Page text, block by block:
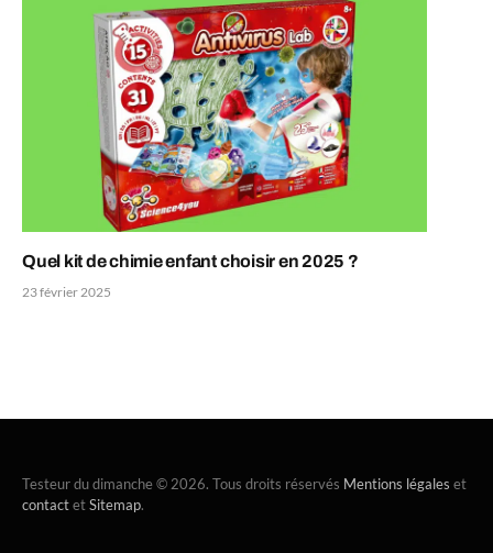
Quel kit de chimie enfant choisir en 2025 ?
23 février 2025
Testeur du dimanche © 2026. Tous droits réservés Mentions légales et
contactetSitemap.